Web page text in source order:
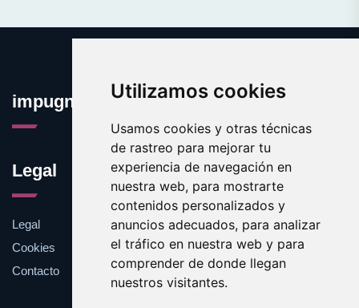
Utilizamos cookies
Usamos cookies y otras técnicas
de rastreo para mejorar tu
experiencia de navegación en
nuestra web, para mostrarte
contenidos personalizados y
anuncios adecuados, para analizar
el tráfico en nuestra web y para
comprender de donde llegan
nuestros visitantes.
impugnar.com
Legal
Legal
Cookies
Contacto